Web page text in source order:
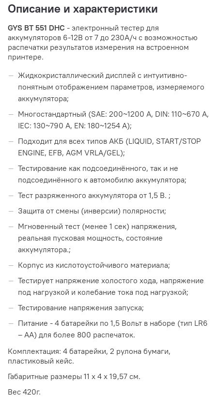
Описание и характеристики
GYS BT 551 DHC - электронный тестер для
аккумуляторов 6-12В от 7 до 230А/ч с возможностью
распечатки результатов измерения на встроенном
принтере.
Жидкокристаллический дисплей с интуитивно-
понятным отображением параметров, измеряемого
аккумулятора;
Многостандартный (SAE: 200~1200 A, DIN: 110~670 A,
IEC: 130~790 A, EN: 180~1254 A);
Подходит для всех типов АКБ (LIQUID, START/STOP
ENGINE, EFB, AGM VRLA/GEL);
Тестирование как подсоединённого, так и не
подсоединённого к автомобилю аккумулятора;
Тест разряженного аккумулятора от 1,5 В. ;
Защита от смены (инверсии) полярности;
Мгновенный тест (менее 1 сек) напряжения,
реальная пусковая мощность, состояние
аккумулятора.;
Корпус из кислотоустойчивого материала;
Тестирует напряжение холостого хода, напряжение
под нагрузкой и колебание тока под нагрузкой;
Тестирование напряжения запуска;
Питание - 4 батарейки по 1,5 Вольт в наборе (тип LR6
– AA) для более 800 распечаток.
Комплектация: 4 батарейки, 2 рулона бумаги,
пластиковый кейс.
Габаритные размеры 11 x 4 x 19,57 см.
Вес 420г.